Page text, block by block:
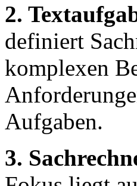
2.
definiert
komplexen
Aufgaben.
3.